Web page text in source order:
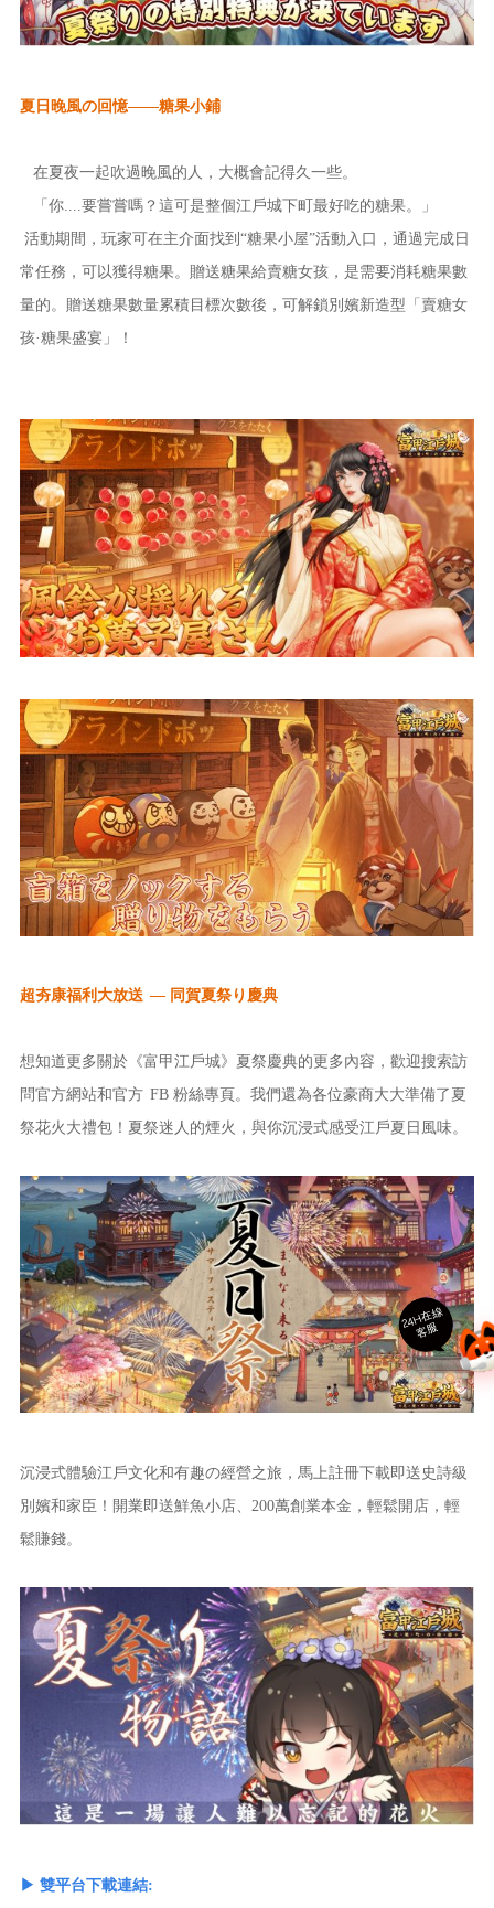
夏日晚風の回憶——糖果小鋪
在夏夜一起吹過晚風的人，大概會記得久一些。
「你....要嘗嘗嗎？這可是整個江戶城下町最好吃的糖果。」
活動期間，玩家可在主介面找到“糖果小屋”活動入口，通過完成日
常任務，可以獲得糖果。贈送糖果給賣糖女孩，是需要消耗糖果數
量的。贈送糖果數量累積目標次數後，可解鎖別嬪新造型「賣糖女
孩·糖果盛宴」！
超夯康福利大放送 — 同賀夏祭り慶典
想知道更多關於《富甲江戶城》 夏祭慶典的更多內容，歡迎搜索訪
問官方網站和官方 FB 粉絲專頁。我們還為各位豪商大大準備了夏
祭花火大禮包！夏祭迷人的煙火 ，與你沉浸式感受江戶夏日風味。
沉浸式體驗江戶文化和有趣の經營之旅，馬上註冊下載即送史詩級
別嬪和家臣！開業即送鮮魚小店、200萬創業本金，輕鬆開店，輕
鬆賺錢。
▶ 雙平台下載連結:
24
H
在
線
客
服